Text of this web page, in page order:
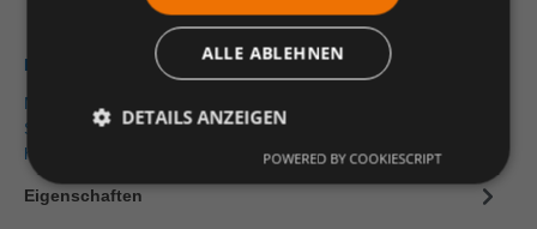
Beschreibung
MARTOR Werbemesser SECUMAX CARDYCUT mit
SPITZKLINGE 885 | 100 StückGerne dort, wo andere nicht
hinkommen.Das SECUMAX CARDYCU…Mehr
Eigenschaften
ALLE ABLEHNEN
DETAILS ANZEIGEN
POWERED BY COOKIESCRIPT